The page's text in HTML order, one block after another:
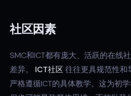
社区因素
SMC和ICT都有庞大、活跃的在线
差异。 ICT社区 往往更具规范性和
严格遵循ICT的具体教学。这为初